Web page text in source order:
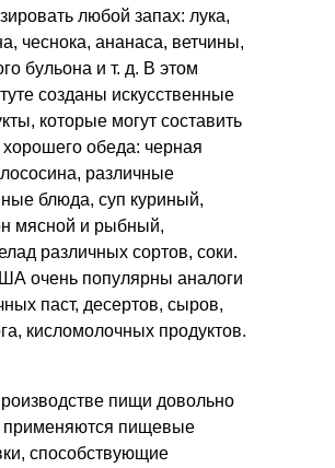
любой запах: лука,
чеснока, ананаса, ветчины,
бульона и т. д. В этом
созданы искусственные
которые могут составить
обеда: черная
различные
блюда, суп куриный,
мясной и рыбный,
различных сортов, соки.
очень популярны аналоги
паст, десертов, сыров,
кисломолочных продуктов.
пищи довольно
применяются пищевые
способствующие